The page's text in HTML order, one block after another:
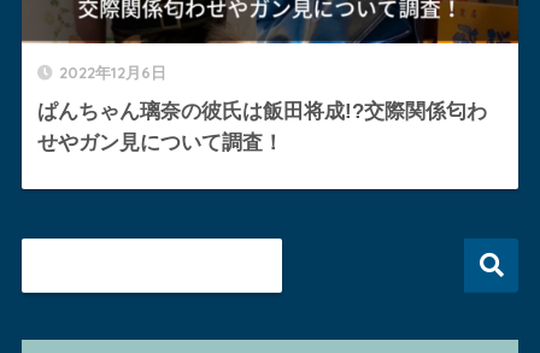
2022年12月6日
ぱんちゃん璃奈の彼氏は飯田将成!?交際関係匂わ
せやガン見について調査！